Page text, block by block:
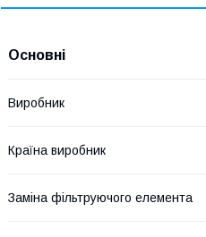
Основні
Виробник
Країна виробник
Заміна фільтруючого елемента